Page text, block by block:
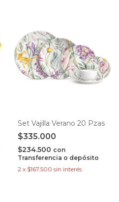
Set Vajilla Verano 20 Pzas
$335.000
$234.500 con
Transferencia o depósito
2 x $167.500 sin interés